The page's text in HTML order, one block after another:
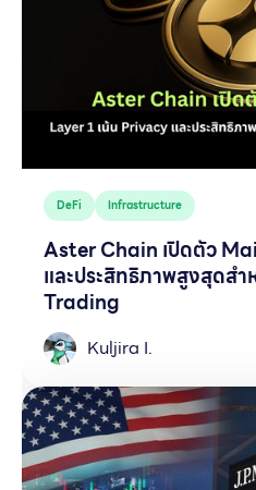
DeFi Infrastructure
Aster Chain เปิดตัว
และประสิทธิภาพสูงสุดส
Trading
Kuljira I.